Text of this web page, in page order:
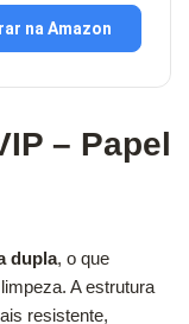
na Amazon
– Papel
dupla, o que
A estrutura
resistente,